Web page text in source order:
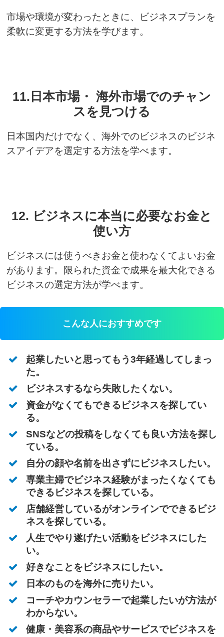
市場や環境が変わったときに、ビジネスプランを
柔軟に変更する方法を学びます。
11.日本市場・ 海外市場でのチャン
スを見つける
日本国内だけでなく、海外でのビジネスのビジネ
スアイデアを選定する方法を学べます。
12. ビジネスに本当に必要なお金と
使い方
ビジネスには使うべきお金と使わなくてよいお金
があります。限られた資金で成果を最大化できる
ビジネスの選定方法が学べます。
こんな人におすすめです
起業したいと思ってもう3年経過してしまっ
た。
ビジネスするなら失敗したくない。
資金がなくてもできるビジネスを探してい
る。
SNSなどの投稿をしなくても良い方法を探し
ている。
自分の顔や名前を出さずにビジネスしたい。
専業主婦でビジネス経験がまったくなくても
できるビジネスを探している。
店舗経営しているがオンラインでできるビジ
ネスを探している。
人生でやり遂げたい活動をビジネスにした
い。
好きなことをビジネスにしたい。
日本のものを海外に売りたい。
コーチやカウンセラーで起業したいが方法が
わからない。
健康・美容系の商品やサービスでビジネスを